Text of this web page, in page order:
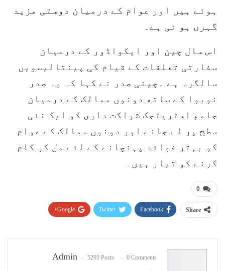
ہوئے ہیں اور عوام کے درمیان دوستی مزید
گہری ہو ئی ہے۔
اس سال چین اور ایکواڈور کے درمیان
سفارتی تعلقات کے قیام کی پینتالیسویں
سالگرہ ہے ۔چینی صدر نے کہا کہ وہ صدر
نوبوا کے ساتھ دونوں ممالک کے درمیان
جامع اسٹریٹجک شراکت داری کو ایک نئی
سطح پر لے جانے اور دونوں ممالک کے عوام
کو بہتر فوائد پہنچانے کے لئے مل کر کام
کرنے کو تیار ہیں۔
0
Share
Facebook
Twitter
Google+
Admin 5295 Posts 0 Comments